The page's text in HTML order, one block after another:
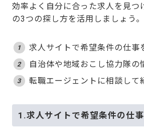
効率よく自分に合った求人を見つ
の3つの探し方を活用しましょう。
求人サイトで希望条件の仕事
自治体や地域おこし協力隊の
転職エージェントに相談して
1.求人サイトで希望条件の仕